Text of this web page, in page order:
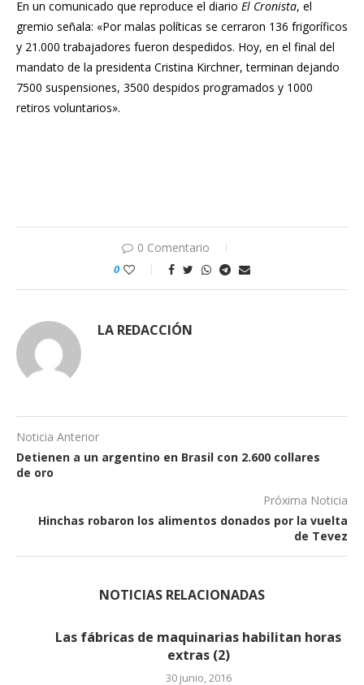
En un comunicado que reproduce el diario El Cronista, el
gremio señala: «Por malas políticas se cerraron 136 frigoríficos
y 21.000 trabajadores fueron despedidos. Hoy, en el final del
mandato de la presidenta Cristina Kirchner, terminan dejando
7500 suspensiones, 3500 despidos programados y 1000
retiros voluntarios».
0 Comentario
0
LA REDACCIÓN
Noticia Anterior
Detienen a un argentino en Brasil con 2.600 collares
de oro
Próxima Noticia
Hinchas robaron los alimentos donados por la vuelta
de Tevez
NOTICIAS RELACIONADAS
Las fábricas de maquinarias habilitan horas
extras (2)
30 junio, 2016